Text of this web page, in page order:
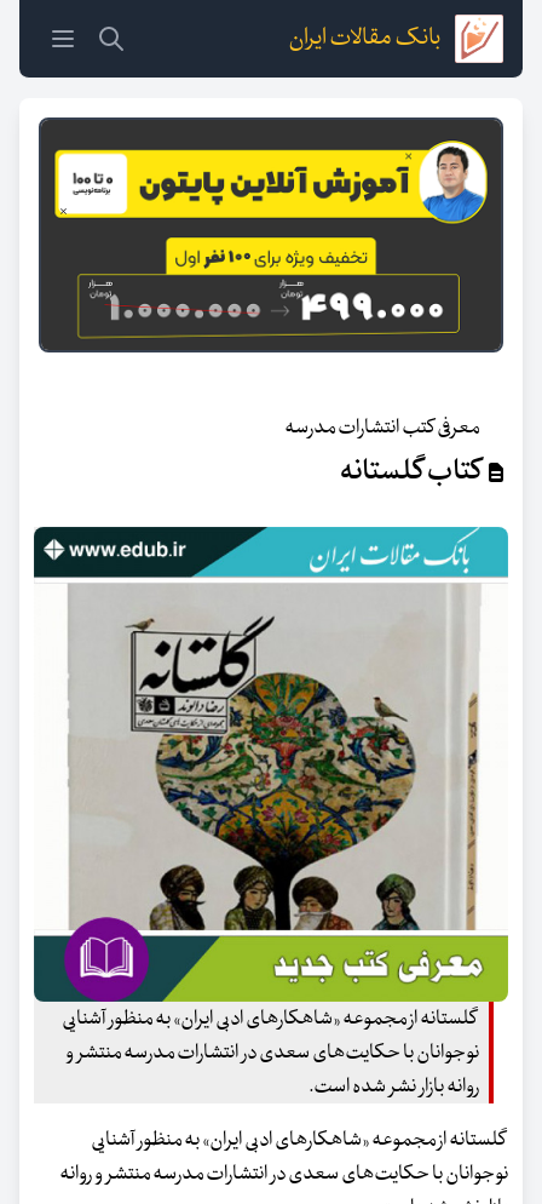
بانک مقالات ایران
معرفی کتب انتشارات مدرسه
کتاب گلستانه
گلستانه از مجموعه «شاهکار‌های ادبی ایران» به منظور آشنایی
نوجوانان با حکایت‌های سعدی در انتشارات مدرسه منتشر و
روانه بازار نشر شده است.
گلستانه از مجموعه «شاهکار‌های ادبی ایران» به منظور آشنایی
نوجوانان با حکایت‌های سعدی در انتشارات مدرسه منتشر و روانه